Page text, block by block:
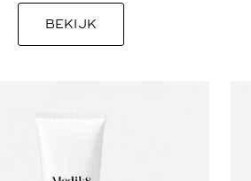
BEKIJK